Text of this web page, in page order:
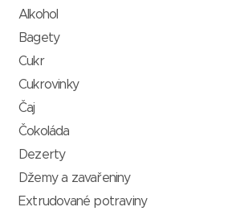
Alkohol
Bagety
Cukr
Cukrovinky
Čaj
Čokoláda
Dezerty
Džemy a zavařeniny
Extrudované potraviny